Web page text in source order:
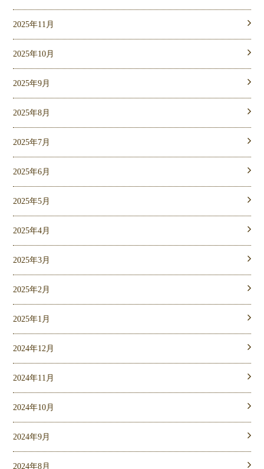
2025年11月
2025年10月
2025年9月
2025年8月
2025年7月
2025年6月
2025年5月
2025年4月
2025年3月
2025年2月
2025年1月
2024年12月
2024年11月
2024年10月
2024年9月
2024年8月